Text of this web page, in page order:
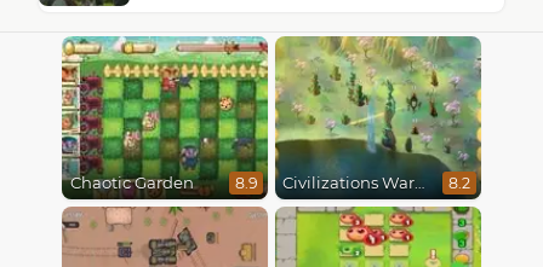
Chaotic Garden 8.9 Civilizations Wars Master Edition 8.2